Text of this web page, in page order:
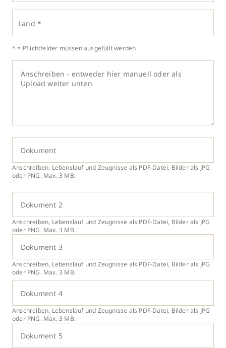
Land *
* = Pflichtfelder müssen ausgefüllt werden
Dokument
Anschreiben, Lebenslauf und Zeugnisse als PDF-Datei, Bilder als JPG
oder PNG. Max. 3 MB.
Dokument 2
Anschreiben, Lebenslauf und Zeugnisse als PDF-Datei, Bilder als JPG
oder PNG. Max. 3 MB.
Dokument 3
Anschreiben, Lebenslauf und Zeugnisse als PDF-Datei, Bilder als JPG
oder PNG. Max. 3 MB.
Dokument 4
Anschreiben, Lebenslauf und Zeugnisse als PDF-Datei, Bilder als JPG
oder PNG. Max. 3 MB.
Dokument 5